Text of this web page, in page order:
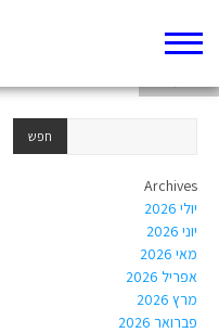
Archives
יולי 2026
יוני 2026
מאי 2026
אפריל 2026
מרץ 2026
פברואר 2026